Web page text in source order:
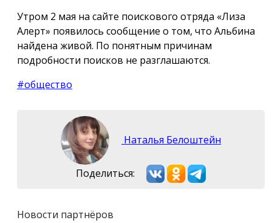
Утром 2 мая на сайте поискового отряда «Лиза
Алерт» появилось сообщение о том, что Альбина
найдена живой. По понятным причинам
подробности поисков не разглашаются.
#общество
Наталья Белоштейн
Поделиться:
Новости партнёров